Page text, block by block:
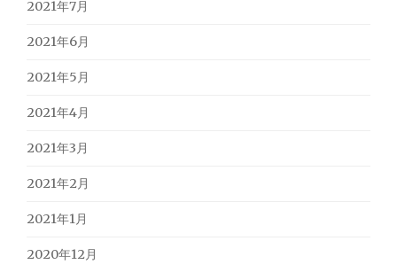
2021年7月
2021年6月
2021年5月
2021年4月
2021年3月
2021年2月
2021年1月
2020年12月